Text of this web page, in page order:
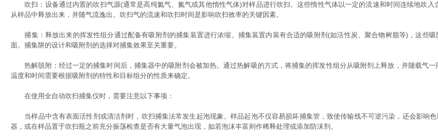
吹扫：设备通过内置的吹扫气源(通常是高纯氦气、氮气或其他惰性气体)对样品进行吹扫。这些惰性气体以一定的流速和时间连续地吹入
从样品中释放出来，并随气流逸出。吹扫气的流速和吹扫时间是影响吹扫效率的关键因素。
捕集：释放出来的挥发性组分通过配备有吸附剂的捕集装置进行浓缩。捕集装置内装有合适的吸附剂(如活性炭、聚合物树脂等)，这些吸
面。捕集阱的设计和吸附剂的选择对捕集效果至关重要。
热解脱附：经过一定的捕集时间后，捕集器中的吸附剂会被加热。通过热解吸的方式，将捕集的挥发性组分从吸附剂上释放，并随载气一
温度和时间需要根据吸附剂的特性和目标组分的性质来确定。
在使用全自动吹扫捕集仪时，需要注意以下事项：
当样品中含有表面活性剂或清洁剂时，吹扫捕集法常发生起泡现象。样品起泡不仅容易损坏捕集管，致使传输线不可逆污染，还会影响
器，或在样品置于吹扫瓶之前充分振荡检查是否有大量气泡出现，如若泡沫丰富则作稀释处理或添加防沫剂。